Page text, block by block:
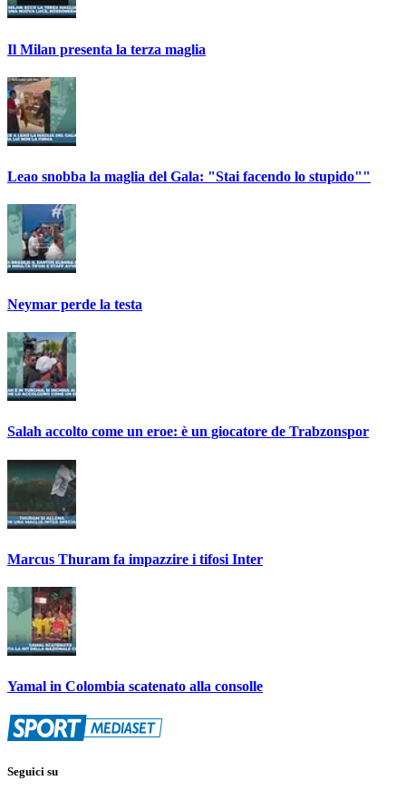
Il Milan presenta la terza maglia
Leao snobba la maglia del Gala: "Stai facendo lo stupido""
Neymar perde la testa
Salah accolto come un eroe: è un giocatore de Trabzonspor
Marcus Thuram fa impazzire i tifosi Inter
Yamal in Colombia scatenato alla consolle
Seguici su